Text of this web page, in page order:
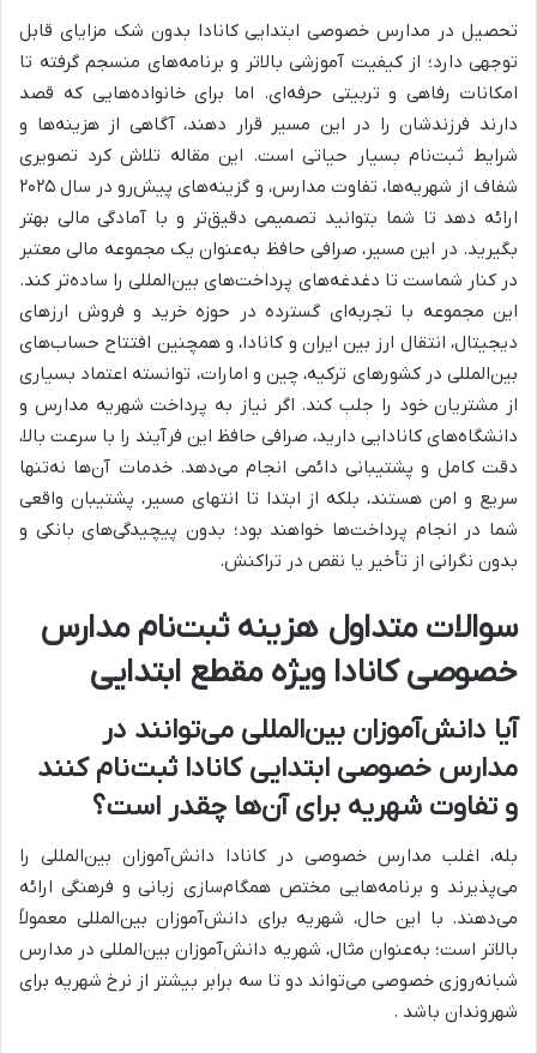
تحصیل در مدارس خصوصی ابتدایی کانادا بدون شک مزایای قابل
توجهی دارد؛ از کیفیت آموزشی بالاتر و برنامه‌های منسجم گرفته تا
امکانات رفاهی و تربیتی حرفه‌ای. اما برای خانواده‌هایی که قصد
دارند فرزندشان را در این مسیر قرار دهند، آگاهی از هزینه‌ها و
شرایط ثبت‌نام بسیار حیاتی است. این مقاله تلاش کرد تصویری
شفاف از شهریه‌ها، تفاوت مدارس، و گزینه‌های پیش‌رو در سال ۲۰۲۵
ارائه دهد تا شما بتوانید تصمیمی دقیق‌تر و با آمادگی مالی بهتر
بگیرید. در این مسیر، صرافی حافظ به‌عنوان یک مجموعه مالی معتبر
در کنار شماست تا دغدغه‌های پرداخت‌های بین‌المللی را ساده‌تر کند.
این مجموعه با تجربه‌ای گسترده در حوزه خرید و فروش ارزهای
دیجیتال، انتقال ارز بین ایران و کانادا، و همچنین افتتاح حساب‌های
بین‌المللی در کشورهای ترکیه، چین و امارات، توانسته اعتماد بسیاری
از مشتریان خود را جلب کند. اگر نیاز به پرداخت شهریه مدارس و
دانشگاه‌های کانادایی دارید، صرافی حافظ این فرآیند را با سرعت بالا،
دقت کامل و پشتیبانی دائمی انجام می‌دهد. خدمات آن‌ها نه‌تنها
سریع و امن هستند، بلکه از ابتدا تا انتهای مسیر، پشتیبان واقعی
شما در انجام پرداخت‌ها خواهند بود؛ بدون پیچیدگی‌های بانکی و
بدون نگرانی از تأخیر یا نقص در تراکنش.
سوالات متداول هزینه ثبت‌نام مدارس
خصوصی کانادا ویژه مقطع ابتدایی
آیا دانش‌آموزان بین‌المللی می‌توانند در
مدارس خصوصی ابتدایی کانادا ثبت‌نام کنند
و تفاوت شهریه برای آن‌ها چقدر است؟
بله، اغلب مدارس خصوصی در کانادا دانش‌آموزان بین‌المللی را
می‌پذیرند و برنامه‌هایی مختص همگام‌سازی زبانی و فرهنگی ارائه
می‌دهند. با این حال، شهریه برای دانش‌آموزان بین‌المللی معمولاً
بالاتر است؛ به‌عنوان مثال، شهریه دانش‌آموزان بین‌المللی در مدارس
شبانه‌روزی خصوصی می‌تواند دو تا سه برابر بیشتر از نرخ شهریه برای
شهروندان باشد .